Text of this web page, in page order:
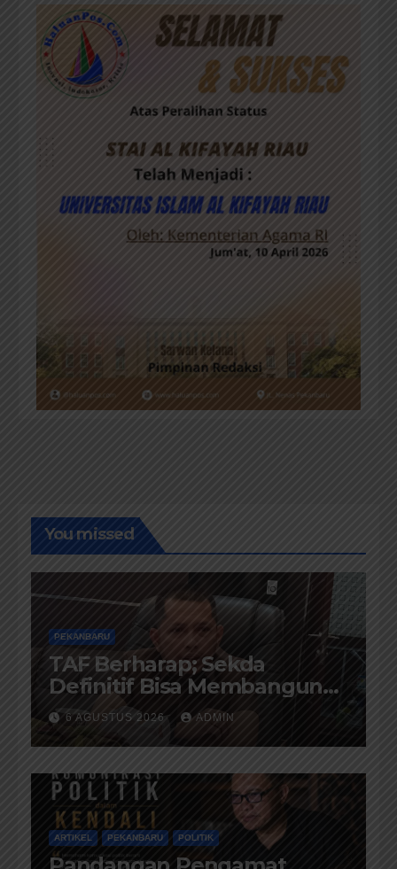
You missed
PEKANBARU
TAF Berharap; Sekda
Definitif Bisa Membangun
Komunikasi Antara
Eksekutif dan Legislatif
6 AGUSTUS 2026 ADMIN
ARTIKEL PEKANBARU POLITIK